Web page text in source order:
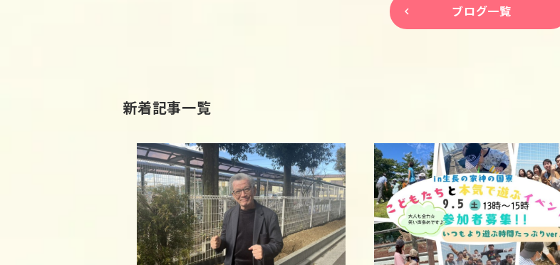
keyboard_arrow_left ブログ一覧
新着記事一覧